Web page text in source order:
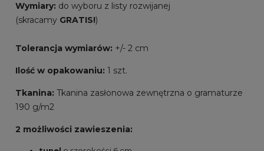
Wymiary: do wyboru z listy rozwijanej
(skracamy GRATIS!)
Tolerancja wymiarów: +/- 2 cm
Ilość w opakowaniu: 1 szt.
Tkanina: Tkanina zasłonowa zewnętrzna o gramaturze
190 g/m2
2 możliwości zawieszenia: